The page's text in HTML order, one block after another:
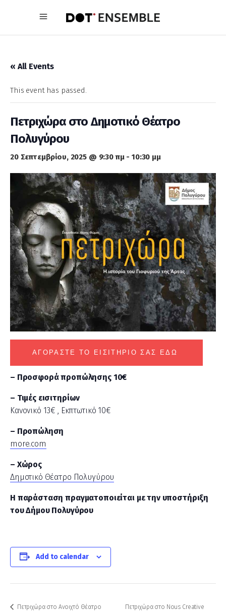
« All Events
This event has passed.
Πετριχώρα στο Δημοτικό Θέατρο
Πολυγύρου
20 Σεπτεμβρίου, 2025 @ 9:30 πμ-10:30 μμ
ΑΓΟΡΆΣΤΕ ΤΟ ΕΙΣΙΤΉΡΙΌ ΣΑΣ ΕΔΏ
– Προσφορά προπώλησης 10€
– Τιμές εισιτηρίων
Κανονικό 13€ , Εκπτωτικό 10€
– Προπώληση
more.com
– Χώρος
Δημοτικό Θέατρο Πολυγύρου
Η παράσταση πραγματοποιείται με την υποστήριξη
του Δήμου Πολυγύρου
Add to calendar
Πετριχώρα στο Ανοιχτό Θέατρο
Πετριχώρα στο Nous Creative